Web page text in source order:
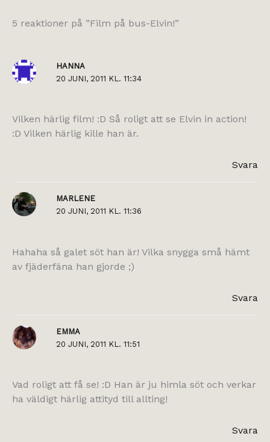
5 reaktioner på ”Film på bus-Elvin!”
HANNA
20 JUNI, 2011 KL. 11:34
Vilken härlig film! :D Så roligt att se Elvin in action!
:D Vilken härlig kille han är.
Svara
MARLENE
20 JUNI, 2011 KL. 11:36
Hahaha så galet söt han är! Vilka snygga små hämt
av fjäderfäna han gjorde ;)
Svara
EMMA
20 JUNI, 2011 KL. 11:51
Vad roligt att få se! :D Han är ju himla söt och verkar
ha väldigt härlig attityd till allting!
Svara